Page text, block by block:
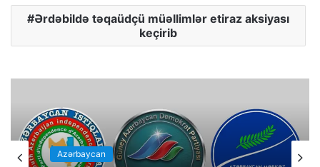
Ərdəbildə təqaüdçü müəllimlər etiraz aksiyası
keçirib
Azərbaycan